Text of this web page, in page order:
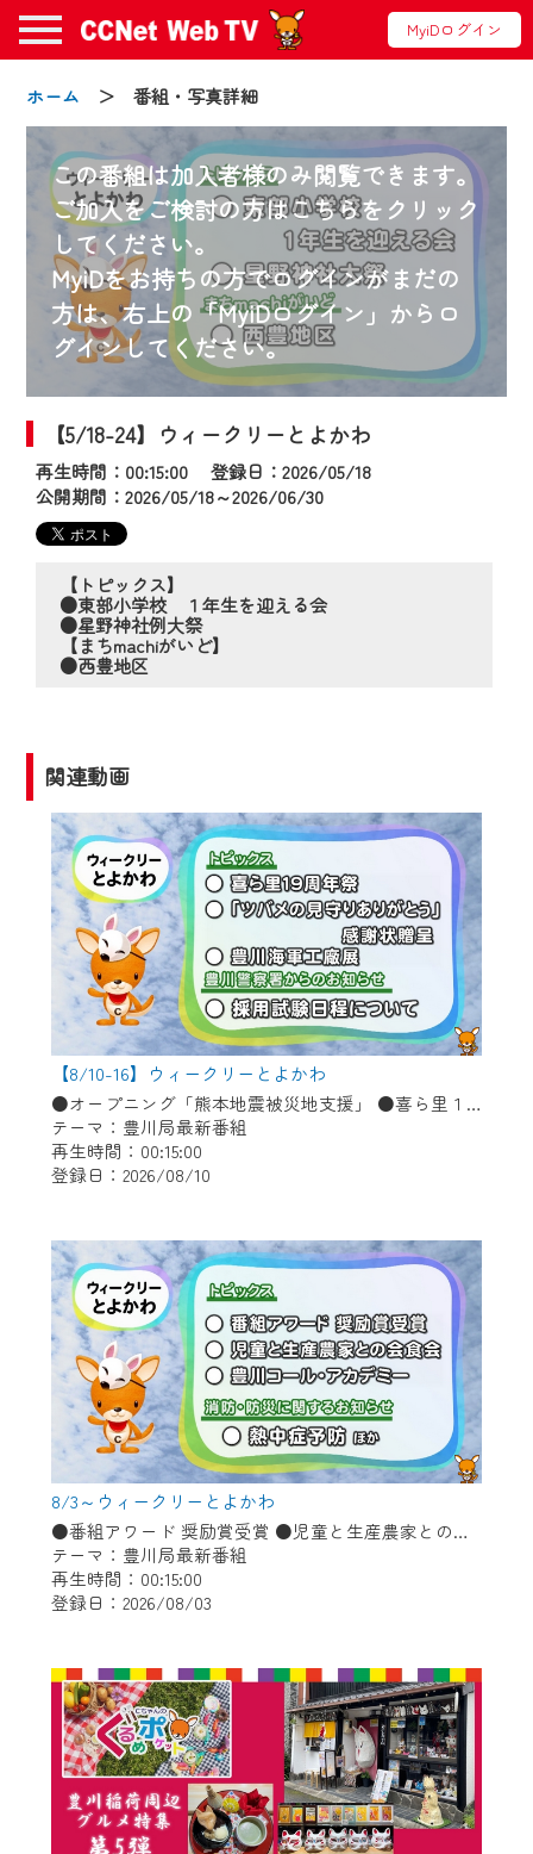
MyiDログイン
ホーム ＞ 番組・写真詳細
この番組は加入者様のみ閲覧できます。
ご加入をご検討の方はこちらをクリック
してください。
MyiDをお持ちの方でログインがまだの
方は、右上の「MyiDログイン」からロ
グインしてください。
【5/18-24】ウィークリーとよかわ
再生時間：00:15:00 登録日：2026/05/18
公開期間：2026/05/18～2026/06/30
【トピックス】
●東部小学校 １年生を迎える会
●星野神社例大祭
【まちmachiがいど】
●西豊地区
関連動画
【8/10-16】ウィークリーとよかわ
●オープニング「熊本地震被災地支援」 ●喜ら里１９周年祭 ●「ツバメの見守りありがとう」感謝状贈呈 ●豊川海軍工廠展 ●豊川警察署からのお知らせ「採用試験日程について」
テーマ：豊川局最新番組
再生時間：00:15:00
登録日：2026/08/10
8/3～ウィークリーとよかわ
●番組アワード 奨励賞受賞 ●児童と生産農家との会食会 ●豊川コール・アカデミー ●消防・防災に関するお知らせ「熱中症予防」ほか
テーマ：豊川局最新番組
再生時間：00:15:00
登録日：2026/08/03
お知らせ
2024/09/02
動画配信サービス『CCNet Web TV』は2024
年9月24日からリニューアルします！
【変更点】
◆デザイン変更により、お住まいの地域
の動画コンテンツが一目瞭然。
◆当社アプリやＰＣブラウザから、いつ
でも・どこでも・外出先でも！
CCNetサービスエリア20市町の地域情報
番組をご視聴いただけます！
2024年9月24日からはご加入者様へのサー
ビス向上のため、
『CCNet Web TV』を利用いただくには、
一部コンテンツを除き、
CCNetサービスへの加入と『CCNetマイ
ページ※』へのログインが必要となりま
す。
何卒、ご理解ご了承の程よろしくお願い
いたします。
※マイページへのログインには、MyIDが必
要となります。
※MyIDとは、CCNet Web TVを含むCCNetの
各種サービスをご利用頂くためのIDです。
IDはお客様が使っているメールアドレス
（GmailやYahooなどのフリーメールアドレ
スでも作成可能です）
※マイページへのログイン・MyIDの新規登
録はこちらから
※CCNetアプリをご利用中の方は引き続き
ご視聴いただけます。
＜メンテナンス情報＞
CCNetWebTVのリニューアルにともないメ
ンテナンス作業を予定しています。
日時 9/24 9:30～16:30
テナンス中」になり、ご利用いただけませ
ん。
ご不便をおかけいたしますが、ご了承の程
よろしくお願いいたします。